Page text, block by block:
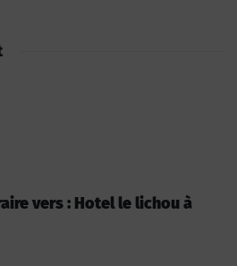
vers : Hotel le lichou à